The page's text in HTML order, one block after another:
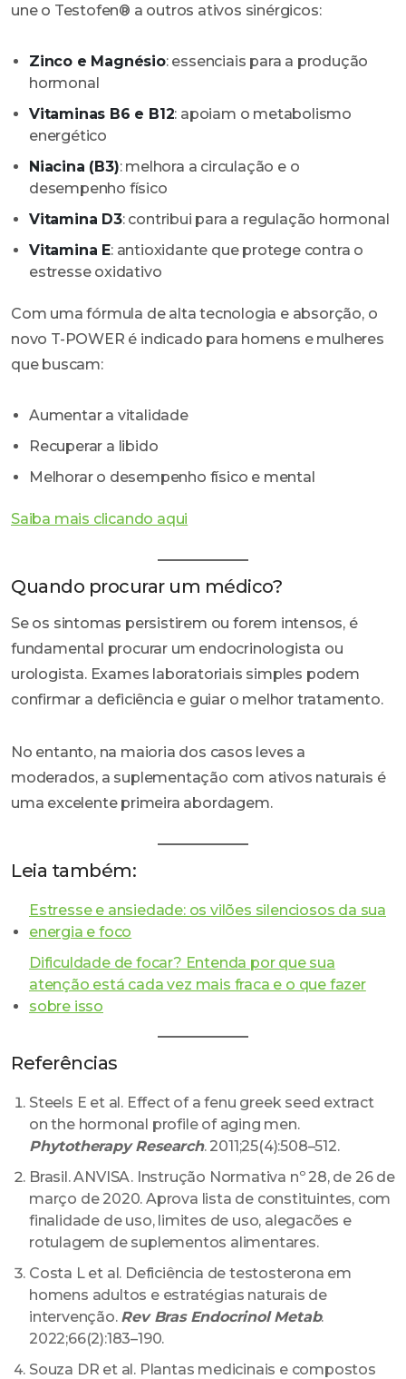
une o Testofen® a outros ativos sinérgicos:
Zinco e Magnésio: essenciais para a produção
hormonal
Vitaminas B6 e B12: apoiam o metabolismo
energético
Niacina (B3): melhora a circulação e o
desempenho físico
Vitamina D3: contribui para a regulação hormonal
Vitamina E: antioxidante que protege contra o
estresse oxidativo
Com uma fórmula de alta tecnologia e absorção, o
novo T-POWER é indicado para homens e mulheres
que buscam:
Aumentar a vitalidade
Recuperar a libido
Melhorar o desempenho físico e mental
Saiba mais clicando aqui
Quando procurar um médico?
Se os sintomas persistirem ou forem intensos, é
fundamental procurar um endocrinologista ou
urologista. Exames laboratoriais simples podem
confirmar a deficiência e guiar o melhor tratamento.
No entanto, na maioria dos casos leves a
moderados, a suplementação com ativos naturais é
uma excelente primeira abordagem.
Leia também:
Estresse e ansiedade: os vilões silenciosos da sua
energia e foco
Dificuldade de focar? Entenda por que sua
atenção está cada vez mais fraca e o que fazer
sobre isso
Referências
Steels E et al. Effect of a fenu greek seed extract
on the hormonal profile of aging men.
Phytotherapy Research. 2011;25(4):508–512.
Brasil. ANVISA. Instrução Normativa nº 28, de 26 de
março de 2020. Aprova lista de constituintes, com
finalidade de uso, limites de uso, alegacões e
rotulagem de suplementos alimentares.
Costa L et al. Deficiência de testosterona em
homens adultos e estratégias naturais de
intervenção. Rev Bras Endocrinol Metab.
2022;66(2):183–190.
Souza DR et al. Plantas medicinais e compostos